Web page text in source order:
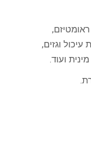
וגזים,
ועוד.